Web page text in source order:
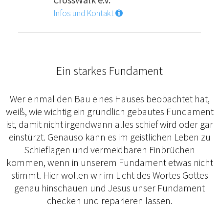
Infos und Kontakt
Ein starkes Fundament
Wer einmal den Bau eines Hauses beobachtet hat,
weiß, wie wichtig ein gründlich gebautes Fundament
ist, damit nicht irgendwann alles schief wird oder gar
einstürzt. Genauso kann es im geistlichen Leben zu
Schieflagen und vermeidbaren Einbrüchen
kommen, wenn in unserem Fundament etwas nicht
stimmt. Hier wollen wir im Licht des Wortes Gottes
genau hinschauen und Jesus unser Fundament
checken und reparieren lassen.